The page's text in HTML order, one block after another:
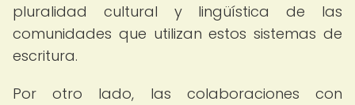
pluralidad cultural y lingüística de las
comunidades que utilizan estos sistemas de
escritura.
Por otro lado, las colaboraciones con